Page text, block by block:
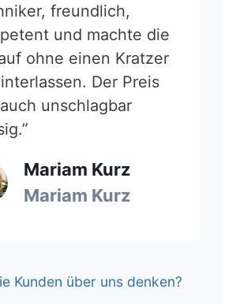
freundlich,
und machte die
ohne einen Kratzer
Der Preis
unschlagbar
Mariam Kurz
Mariam Kurz
Kunden über uns denken?